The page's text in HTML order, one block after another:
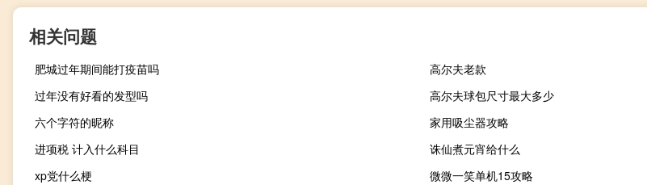
相关问题
肥城过年期间能打疫苗吗
高尔夫老款
过年没有好看的发型吗
高尔夫球包尺寸最大多少
六个字符的昵称
家用吸尘器攻略
进项税 计入什么科目
诛仙煮元宵给什么
xp党什么梗
微微一笑单机15攻略